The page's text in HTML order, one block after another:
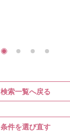
検索一覧へ戻る
条件を選び直す